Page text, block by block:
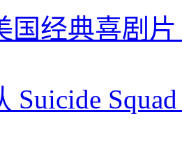
国经典喜剧
Suicide